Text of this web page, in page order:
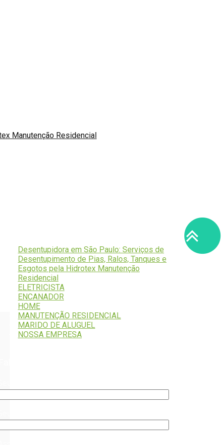
Manutenção Residencial
Desentupidora em São Paulo: Serviços de
Desentupimento de Pias, Ralos, Tanques e
Esgotos pela Hidrotex Manutenção
Residencial
ELETRICISTA
ENCANADOR
HOME
MANUTENÇÃO RESIDENCIAL
MARIDO DE ALUGUEL
NOSSA EMPRESA